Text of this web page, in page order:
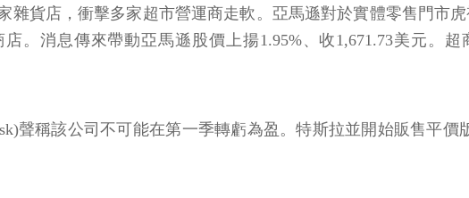
雜貨店，衝擊多家超市營運商走軟。亞馬遜對於實體零售門市
。消息傳來帶動亞馬遜股價上揚1.95%、收1,671.73美元。
聲稱該公司不可能在第一季轉虧為盈。特斯拉並開始販售平價